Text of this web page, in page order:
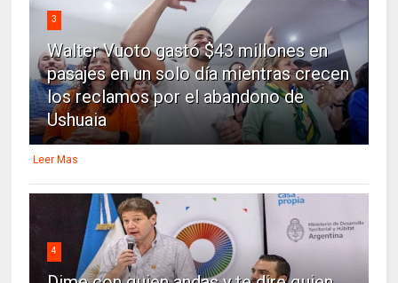
3
Walter Vuoto gastó $43 millones en
pasajes en un solo día mientras crecen
los reclamos por el abandono de
Ushuaia
Leer Mas
4